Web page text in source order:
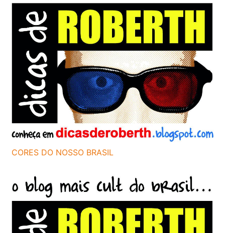
CORES DO NOSSO BRASIL